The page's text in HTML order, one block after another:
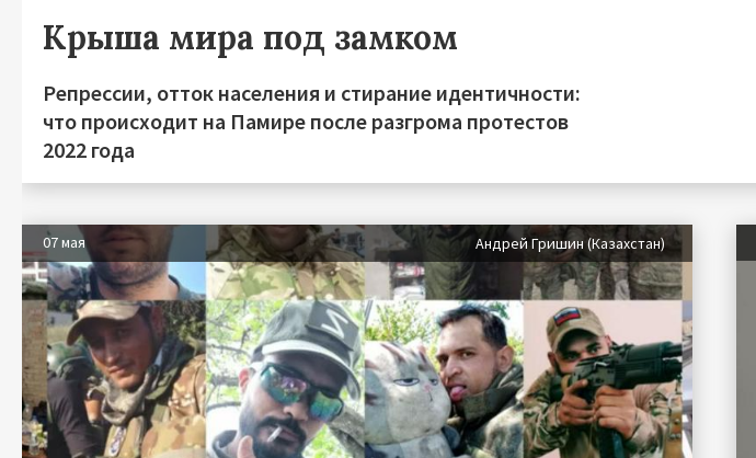
Крыша мира под замком
Репрессии, отток населения и стирание идентичности:
что происходит на Памире после разгрома протестов
2022 года
07 мая Андрей Гришин (Казахстан)